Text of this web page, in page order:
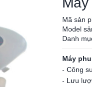
Mã sản
Model
Danh
Máy
- Công
- Lưu